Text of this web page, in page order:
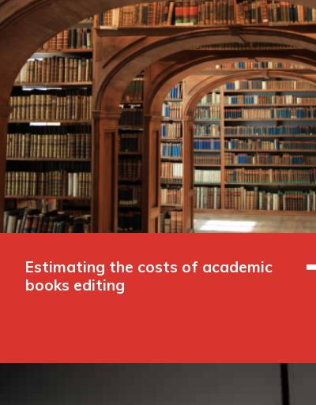
Estimating the costs of academic
books editing